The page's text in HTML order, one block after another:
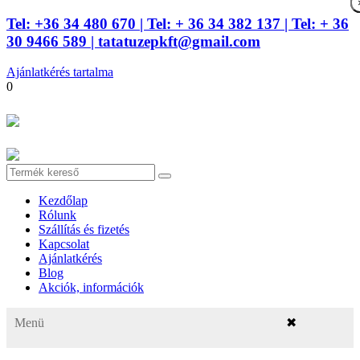
Tel: +36 34 480 670 | Tel: + 36 34 382 137 | Tel: + 36
30 9466 589 | tatatuzepkft@gmail.com
Ajánlatkérés tartalma
0
Kezdőlap
Rólunk
Szállítás és fizetés
Kapcsolat
Ajánlatkérés
Blog
Akciók, információk
Menü ✖